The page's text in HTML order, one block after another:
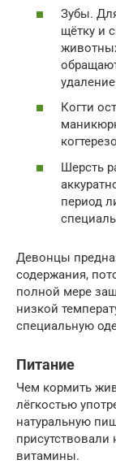
Зубы.
щётку и
Когти
Шерсть
период
Девонцы
содержания,
полной мере
низкой
специальную
Питание
Чем кормить
лёгкостью
натуральную
витамины.